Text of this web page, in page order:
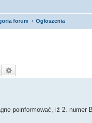
forum Ogłoszenia
Szukaj
poinformować, iż 2.